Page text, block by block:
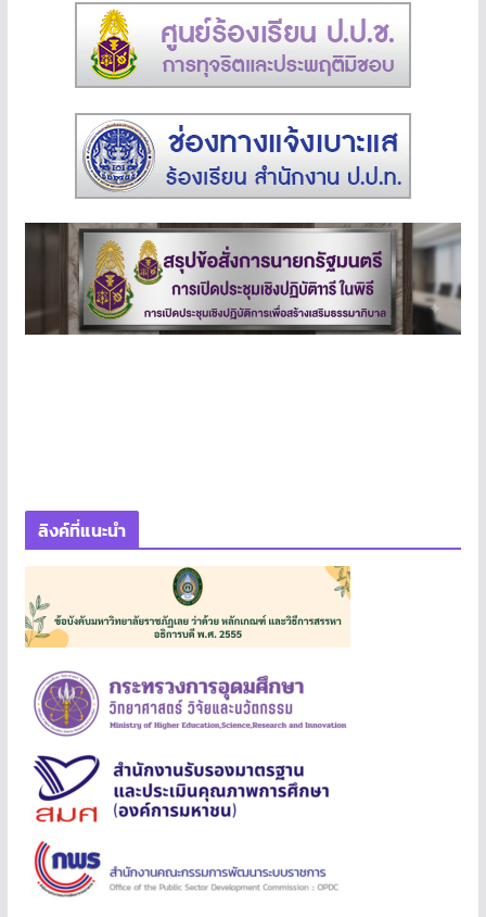
ลิงค์ที่แนะนำ